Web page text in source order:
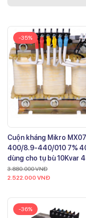
-35%
Cuộn kháng Mikro
400/8.9-440/010 7%
dùng cho tụ bù 10Kvar
3.880.000VNĐ
2.522.000 VNĐ
-36%